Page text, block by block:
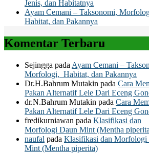
Jenis, dan Habitatnya
Ayam Cemani – Taksonomi,
Habitat, dan Pakannya
Komentar Terbaru
Sejingga pada Ayam Cemani –
Morfologi, Habitat, dan Pakannya
Dr.H.Bahrum Mutakin pada Cara
Pakan Alternatif Lele Dari Eceng
dr.N.Bahrum Mutakin pada Cara
Pakan Alternatif Lele Dari Eceng
fredikurniawan pada Klasifikasi dan
Morfologi Daun Mint (Mentha
naufal pada Klasifikasi dan Morfologi
Mint (Mentha piperita)